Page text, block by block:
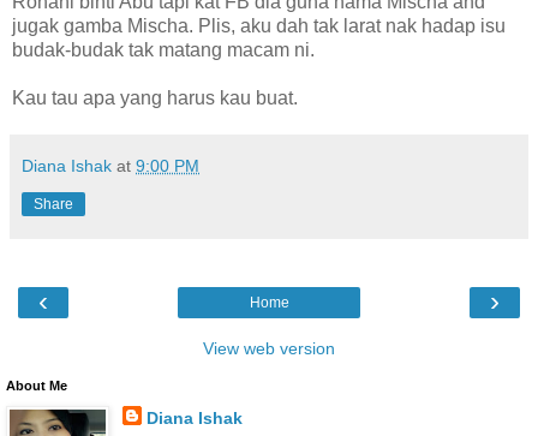
jugak gamba Mischa. Plis, aku dah tak larat nak hadap isu
budak-budak tak matang macam ni.
Kau tau apa yang harus kau buat.
Diana Ishak at 9:00 PM
Share
‹ ›
Home
View web version
About Me
Diana Ishak